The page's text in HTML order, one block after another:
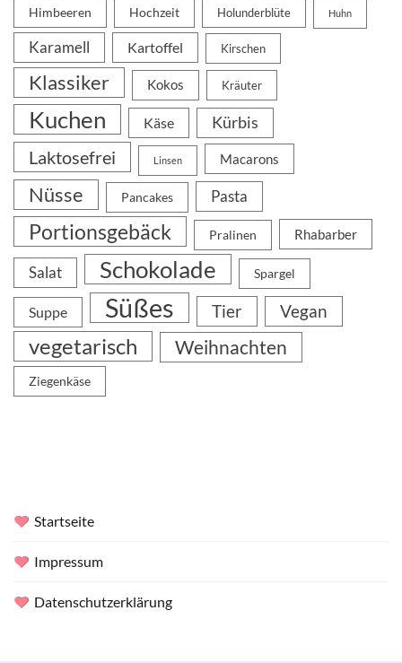
Himbeeren Hochzeit Holunderblüte Huhn
Karamell Kartoffel Kirschen
Klassiker Kokos Kräuter
Kuchen Käse Kürbis
Laktosefrei Linsen Macarons
Nüsse Pancakes Pasta
Portionsgebäck Pralinen Rhabarber
Salat Schokolade Spargel
Suppe Süßes Tier Vegan
vegetarisch Weihnachten
Ziegenkäse
Startseite
Impressum
Datenschutzerklärung